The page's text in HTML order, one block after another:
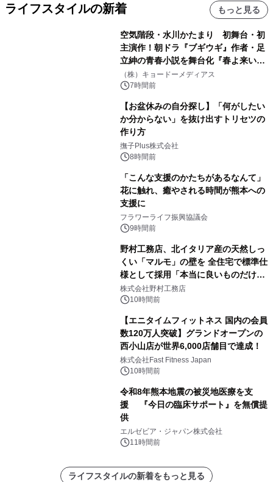
ライフスタイルの新着 もっと見る
空気階段・水川かたまり 初舞台・初
主演作！朝ドラ『ブギウギ』作者・足
立紳の青春小説を舞台化『春よ来い、
マジで来い』キービジュアル解禁！
（株）キョードーメディアス
7時間前
【お盆休みの自分探し】「何がしたい
か分からない」を抜け出すトリセツの
作り方
撫子Plus株式会社
8時間前
「こんな支援のかたちがあるなんて」
花に触れ、癒やされる時間が熊本への
支援に
フラワーライフ振興協議会
9時間前
野村工務店、北イタリア産の天然しっ
くい「マルモ」の壁を 全住宅で標準仕
様として採用「本当に良いものだけに
こだわる」
株式会社野村工務店
10時間前
【エニタイムフィットネス 国内の会員
数120万人突破】グランドオープンの
西小山店が世界6,000店舗目で達成！
株式会社Fast Fitness Japan
10時間前
令和8年熊本地震の被災地医療を支
援 『今日の臨床サポート』を無償提
供
エルゼビア・ジャパン株式会社
11時間前
ライフスタイルの新着をもっと見る